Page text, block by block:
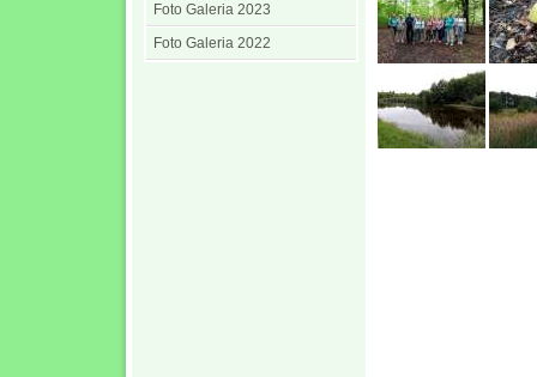
Foto Galeria 2023
Foto Galeria 2022